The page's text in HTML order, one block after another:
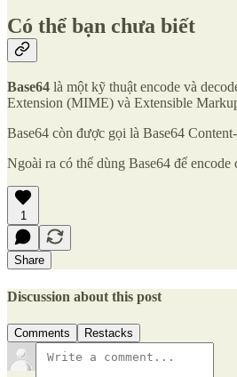
Có thể bạn chưa biết
Base64 là một kỹ thuật encode và
Extension (MIME) và Extensible
Base64 còn được gọi là Base64
Ngoài ra có thể dùng Base64 để
1
Share
Discussion about this post
Comments Restacks